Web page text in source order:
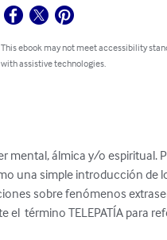
This ebook may not meet accessibility
with assistive technologies.
mental, álmica y/o espiritual.
una simple introducción de
sobre fenómenos
el  término TELEPATÍA para